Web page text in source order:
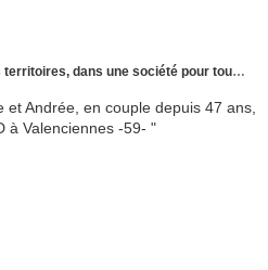
dans une société pour tous les âges